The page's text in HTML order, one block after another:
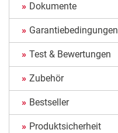
Dokumente
Garantiebedingungen
Test & Bewertungen
Zubehör
Bestseller
Produktsicherheit